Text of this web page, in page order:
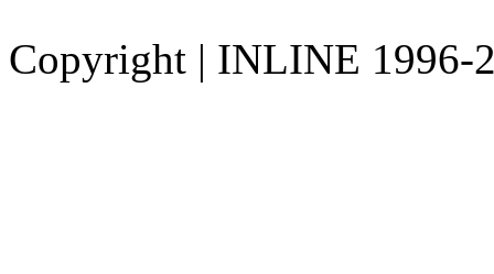
Copyright | INLINE 1996-